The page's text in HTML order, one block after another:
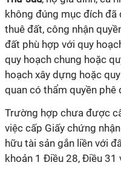
không đúng mục đích đã
thuê đất, công nhận
đất phù hợp với quy
quy hoạch chung hoặc
hoạch xây dựng hoặc
quan có thẩm quyền phê
Trường hợp chưa được
việc cấp Giấy chứng
hữu tài sản gắn liền với
khoản 1 Điều 28, Điều 31